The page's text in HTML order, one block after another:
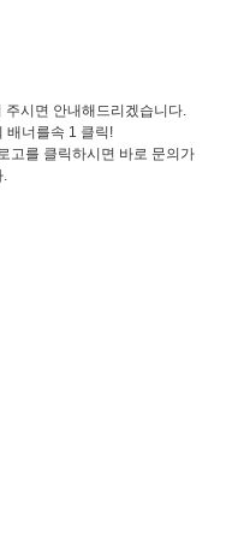
시면 안내해드리겠습니다.
배너를속 1 클릭!
고를 클릭하시면 바로 문의가
.